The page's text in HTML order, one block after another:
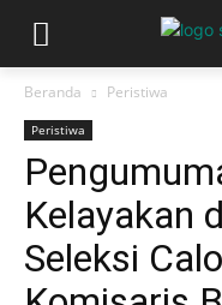
Beranda Peristiwa
Peristiwa
Kelayakan
Seleksi